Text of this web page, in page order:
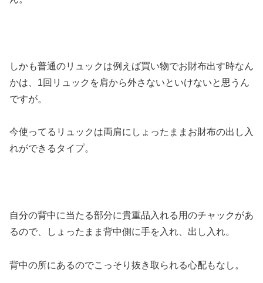
しかも普通のリュックは例えば買い物でお財布出す時なん
かは、1回リュックを肩から外さないといけないと思うん
ですが。
今使ってるリュックは両肩にしょったままお財布の出し入
れができるタイプ。
自分の背中に当たる部分に貴重品入れる用のチャックがあ
るので、しょったまま背中側に手を入れ、出し入れ。
背中の所にあるのでこっそり抜き取られる心配もなし。